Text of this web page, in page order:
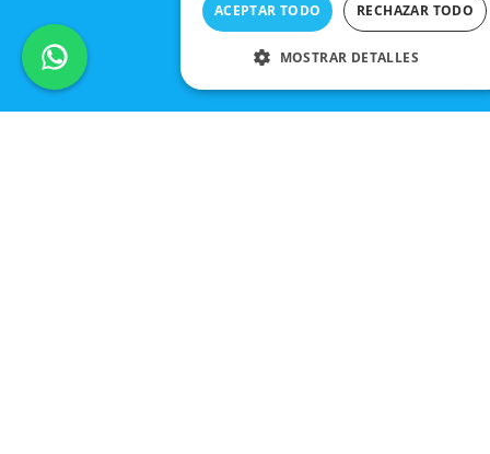
ACEPTAR TODO RECHAZAR TODO
MOSTRAR DETALLES